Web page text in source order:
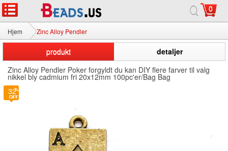
0
Hjem Zinc Alloy Pendler
produkt
detaljer
Zinc Alloy Pendler Poker forgyldt du kan DIY flere farver til valg
nikkel bly cadmium fri 20x12mm 100pc'er/Bag Bag